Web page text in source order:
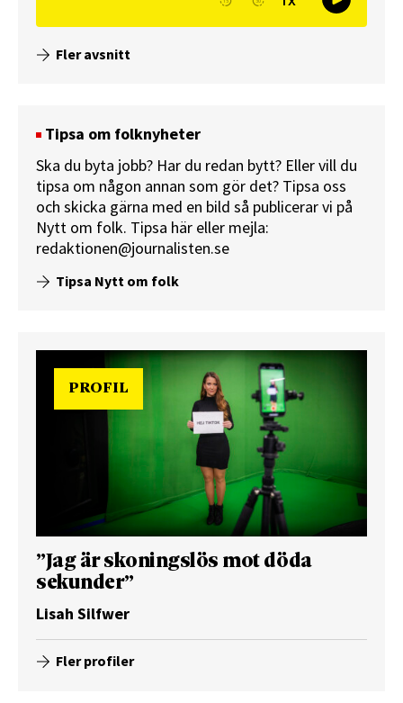
Fler avsnitt
Tipsa om folknyheter
Ska du byta jobb? Har du redan bytt? Eller vill du
tipsa om någon annan som gör det? Tipsa oss
och skicka gärna med en bild så publicerar vi på
Nytt om folk. Tipsa här eller mejla:
redaktionen@journalisten.se
Tipsa Nytt om folk
PROFIL
”Jag är skoningslös mot döda
sekunder”
Lisah Silfwer
Fler profiler